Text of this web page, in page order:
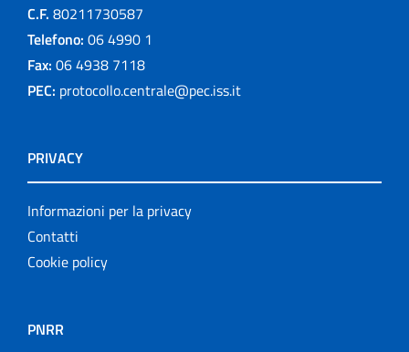
C.F. 80211730587
Telefono: 06 4990 1
Fax: 06 4938 7118
PEC: protocollo.centrale@pec.iss.it
PRIVACY
Informazioni per la privacy
Contatti
Cookie policy
PNRR